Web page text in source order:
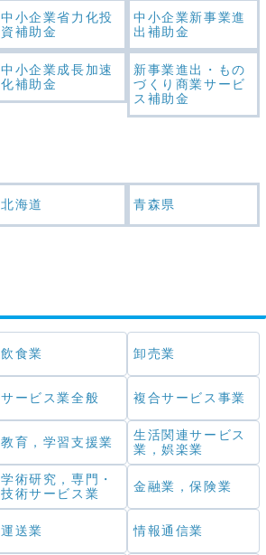
中小企業省力化投
資補助金
中小企業新事業進
出補助金
中小企業成長加速
化補助金
新事業進出・もの
づくり商業サービ
ス補助金
北海道 青森県
飲食業 卸売業
サービス業全般 複合サービス事業
教育，学習支援業
生活関連サービス
業，娯楽業
学術研究，専門・
技術サービス業
金融業，保険業
運送業 情報通信業